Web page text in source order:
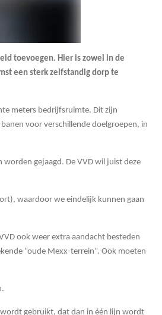
toevoegen. Hier is zowel in de
een sterk zelfstandig dorp te
meters bedrijfsruimte. Dit zijn
voor verschillende doelgroepen, in
gejaagd. De VVD wil juist deze
waardoor we eindelijk kunnen gaan
ook weer extra aandacht besteden
“oude Mexx-terrein”. Ook moeten
gebruikt, dat dan in één lijn wordt